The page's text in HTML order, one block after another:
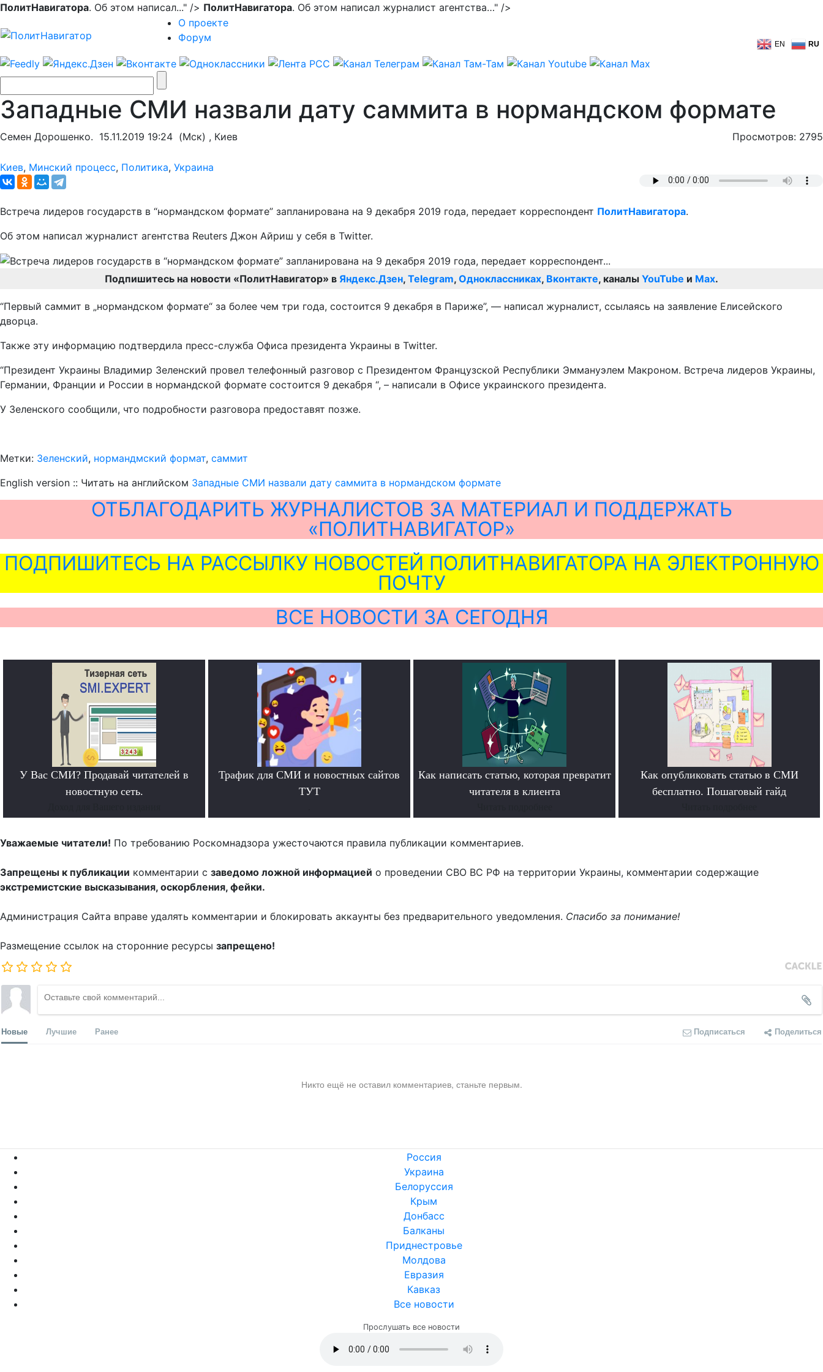
ПолитНавигатора. Об этом написал..." /> ПолитНавигатора. Об этом написал журналист агентства…" />
О проекте
Форум
EN RU
Западные СМИ назвали дату саммита в нормандском формате
Семен Дорошенко. 15.11.2019 19:24 (Мск) , Киев Просмотров: 2795
Киев, Минский процесс, Политика, Украина
Встреча лидеров государств в “нормандском формате” запланирована на 9 декабря 2019 года, передает корреспондент ПолитНавигатора.
Об этом написал журналист агентства Reuters Джон Айриш у себя в Twitter.
Подпишитесь на новости «ПолитНавигатор» в Яндекс.Дзен, Telegram, Одноклассниках, Вконтакте, каналы YouTube и Max.
“Первый саммит в „нормандском формате“ за более чем три года, состоится 9 декабря в Париже”, — написал журналист, ссылаясь на заявление Елисейского
дворца.
Также эту информацию подтвердила пресс-служба Офиса президента Украины в Twitter.
“Президент Украины Владимир Зеленский провел телефонный разговор с Президентом Французской Республики Эммануэлем Макроном. Встреча лидеров Украины,
Германии, Франции и России в нормандской формате состоится 9 декабря “, – написали в Офисе украинского президента.
У Зеленского сообщили, что подробности разговора предоставят позже.
Метки: Зеленский, нормандмский формат, саммит
English version :: Читать на английском Западные СМИ назвали дату саммита в нормандском формате
ОТБЛАГОДАРИТЬ ЖУРНАЛИСТОВ ЗА МАТЕРИАЛ И ПОДДЕРЖАТЬ
«ПОЛИТНАВИГАТОР»
ПОДПИШИТЕСЬ НА РАССЫЛКУ НОВОСТЕЙ ПОЛИТНАВИГАТОРА НА ЭЛЕКТРОННУЮ
ПОЧТУ
ВСЕ НОВОСТИ ЗА СЕГОДНЯ
У Вас СМИ? Продавай читателей в
новостную сеть.
Трафик для СМИ и новостных сайтов
ТУТ
Как написать статью, которая превратит
читателя в клиента
Как опубликовать статью в СМИ
бесплатно. Пошаговый гайд
Уважаемые читатели! По требованию Роскомнадзора ужесточаются правила публикации комментариев.
Запрещены к публикации комментарии с заведомо ложной информацией о проведении СВО ВС РФ на территории Украины, комментарии содержащие
экстремистские высказывания, оскорбления, фейки.
Администрация Сайта вправе удалять комментарии и блокировать аккаунты без предварительного уведомления. Спасибо за понимание!
Размещение ссылок на сторонние ресурсы запрещено!
Новые Лучшие Ранее Подписаться Поделиться
Никто ещё не оставил комментариев, станьте первым.
Россия
Украина
Белоруссия
Крым
Донбасс
Балканы
Приднестровье
Молдова
Евразия
Кавказ
Все новости
Прослушать все новости